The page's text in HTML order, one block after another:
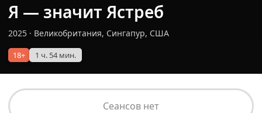
Я — значит Ястреб
2025 · Великобритания, Сингапур, США
18+ 1 ч. 54 мин.
Сеансов нет